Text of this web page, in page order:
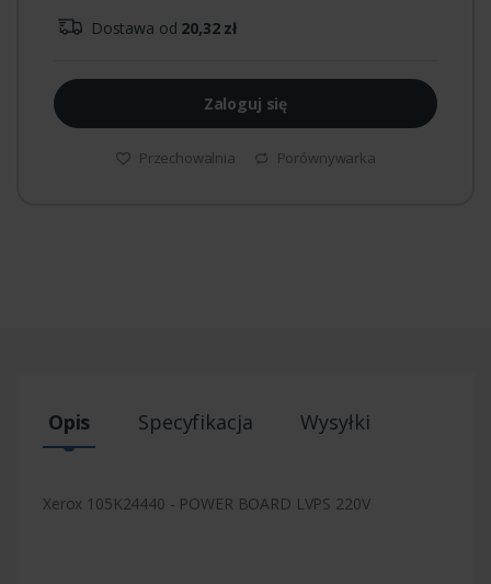
Dostawa od 20,32 zł
Zaloguj się
Przechowalnia Porównywarka
Opis Specyfikacja Wysyłki
Xerox 105K24440 - POWER BOARD LVPS 220V